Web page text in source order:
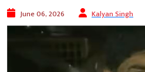
June 06, 2026 Kalyan Singh